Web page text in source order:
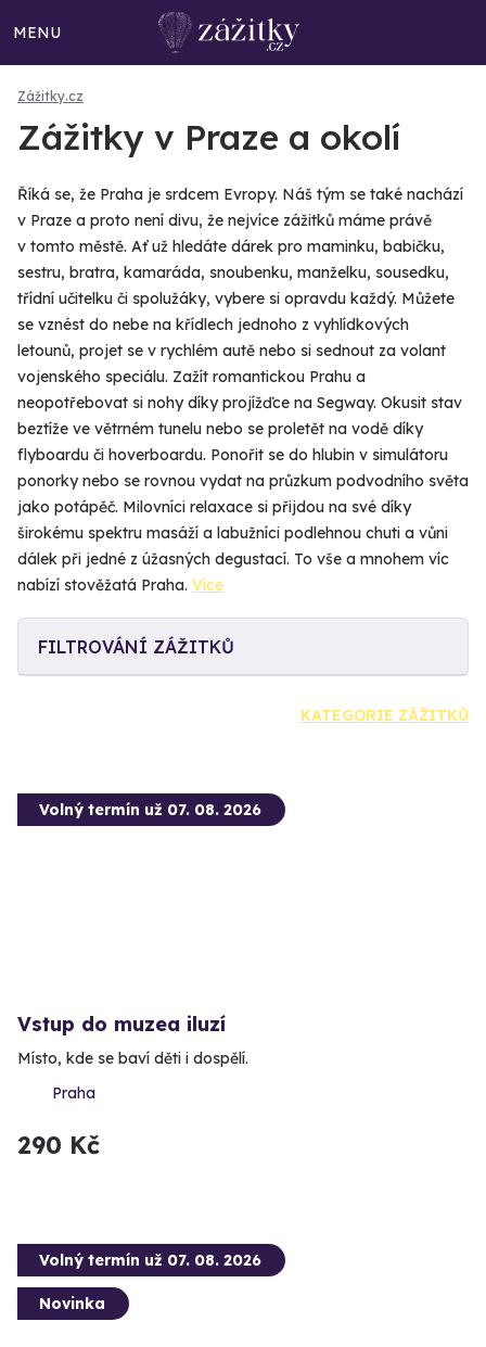
MENU
Zážitky.cz
Zážitky v Praze a okolí
Říká se, že Praha je srdcem Evropy. Náš tým se také nachází
v Praze a proto není divu, že nejvíce zážitků máme právě
v tomto městě. Ať už hledáte dárek pro maminku, babičku,
sestru, bratra, kamaráda, snoubenku, manželku, sousedku,
třídní učitelku či spolužáky, vybere si opravdu každý. Můžete
se vznést do nebe na křídlech jednoho z vyhlídkových
letounů, projet se v rychlém autě nebo si sednout za volant
vojenského speciálu. Zažít romantickou Prahu a
neopotřebovat si nohy díky projížďce na Segway. Okusit stav
beztíže ve větrném tunelu nebo se proletět na vodě díky
flyboardu či hoverboardu. Ponořit se do hlubin v simulátoru
ponorky nebo se rovnou vydat na průzkum podvodního světa
jako potápěč. Milovníci relaxace si přijdou na své díky
širokému spektru masáží a labužníci podlehnou chuti a vůni
dálek při jedné z úžasných degustací. To vše a mnohem víc
nabízí stověžatá Praha. Více
FILTROVÁNÍ ZÁŽITKŮ
KATEGORIE ZÁŽITKŮ
Volný termín už 07. 08. 2026
Vstup do muzea iluzí
Místo, kde se baví děti i dospělí.
Praha
290 Kč
Volný termín už 07. 08. 2026
Novinka